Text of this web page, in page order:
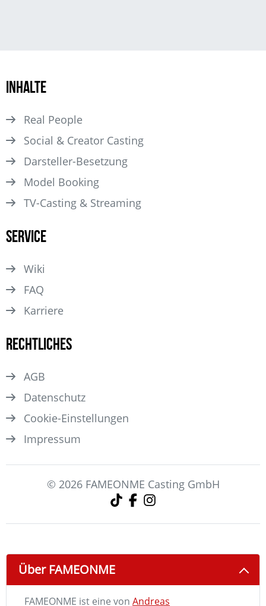
Inhalte
Real People
Social & Creator Casting
Darsteller­-Besetzung
Model Booking
TV-Casting & Streaming
Service
Wiki
FAQ
Karriere
Rechtliches
AGB
Datenschutz
Cookie-Einstellungen
Impressum
© 2026 FAMEONME Casting GmbH
Über FAMEONME
FAMEONME ist eine von Andreas